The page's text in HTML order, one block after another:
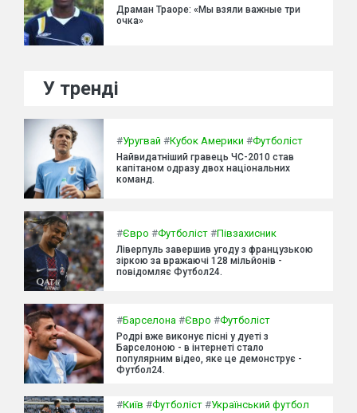
Драман Траоре: «Мы взяли важные три
очка»
У тренді
#Уругвай #Кубок Америки #Футболіст
Найвидатніший гравець ЧС-2010 став
капітаном одразу двох національних
команд.
#Євро #Футболіст #Півзахисник
Ліверпуль завершив угоду з французькою
зіркою за вражаючі 128 мільйонів -
повідомляє Футбол24.
#Барселона #Євро #Футболіст
Родрі вже виконує пісні у дуеті з
Барселоною - в інтернеті стало
популярним відео, яке це демонструє -
Футбол24.
#Київ #Футболіст #Український футбол